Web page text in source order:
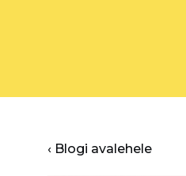
‹ Blogi avalehele